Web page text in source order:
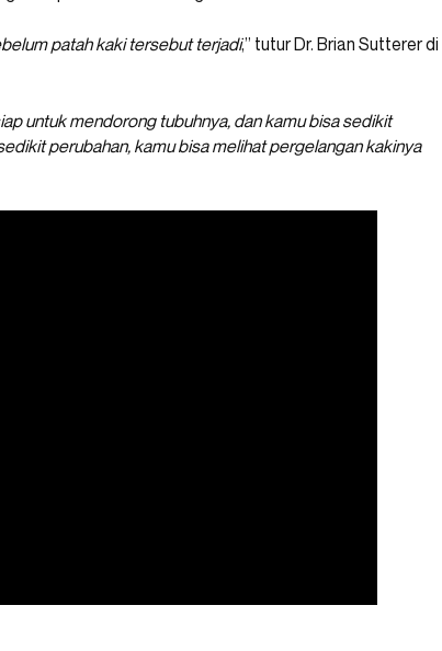
patah kaki tersebut terjadi,” tutur Dr. Brian Sutterer di
untuk mendorong tubuhnya, dan kamu bisa sedikit
perubahan, kamu bisa melihat pergelangan kakinya